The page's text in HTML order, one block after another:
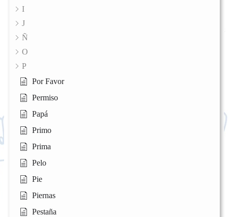
I
J
Ñ
O
P
Por Favor
Permiso
Papá
Primo
Prima
Pelo
Pie
Piernas
Pestaña